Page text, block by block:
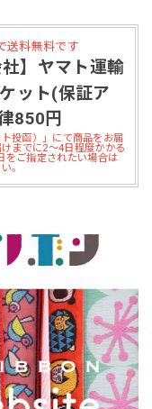
送料無料です
】ヤマト運輸
ット(保証ア
850円
投函）」にて商品をお届
までに2～4日程度かかる
をご指定されたい場合は
。